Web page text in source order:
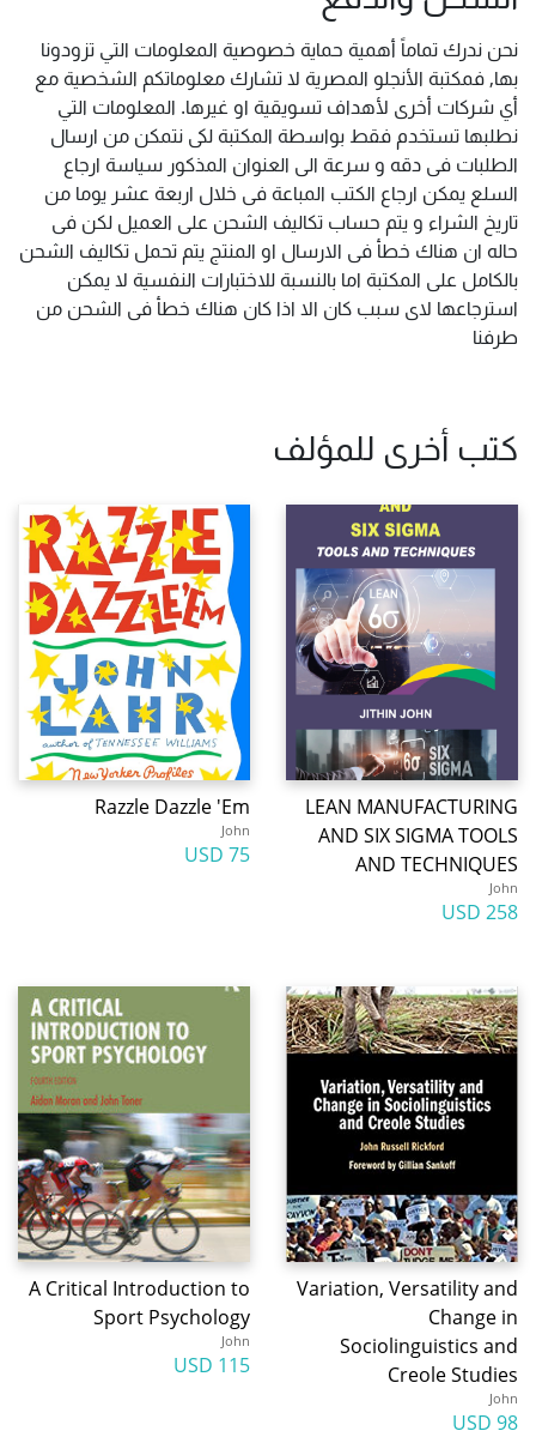
نحن ندرك تماماً أهمية حماية خصوصية المعلومات التي تزودونا
بها, فمكتبة الأنجلو المصرية لا تشارك معلوماتكم الشخصية مع
أي شركات أخرى لأهداف تسويقية او غيرها. المعلومات التي
نطلبها تستخدم فقط بواسطة المكتبة لكى نتمكن من ارسال
الطلبات فى دقه و سرعة الى العنوان المذكور سياسة ارجاع
السلع يمكن ارجاع الكتب المباعة فى خلال اربعة عشر يوما من
تاريخ الشراء و يتم حساب تكاليف الشحن على العميل لكن فى
حاله ان هناك خطأ فى الارسال او المنتج يتم تحمل تكاليف الشحن
بالكامل على المكتبة اما بالنسبة للاختبارات النفسية لا يمكن
استرجاعها لاى سبب كان الا اذا كان هناك خطأ فى الشحن من
طرفنا
كتب أخرى للمؤلف
LEAN MANUFACTURING
AND SIX SIGMA TOOLS
AND TECHNIQUES
John
258 USD
Razzle Dazzle 'Em
John
75 USD
Variation, Versatility and
Change in
Sociolinguistics and
Creole Studies
John
98 USD
A Critical Introduction to
Sport Psychology
John
115 USD